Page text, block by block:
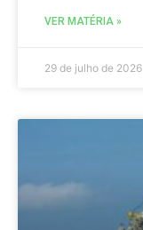
VER MATÉRIA »
29 de julho de 2026